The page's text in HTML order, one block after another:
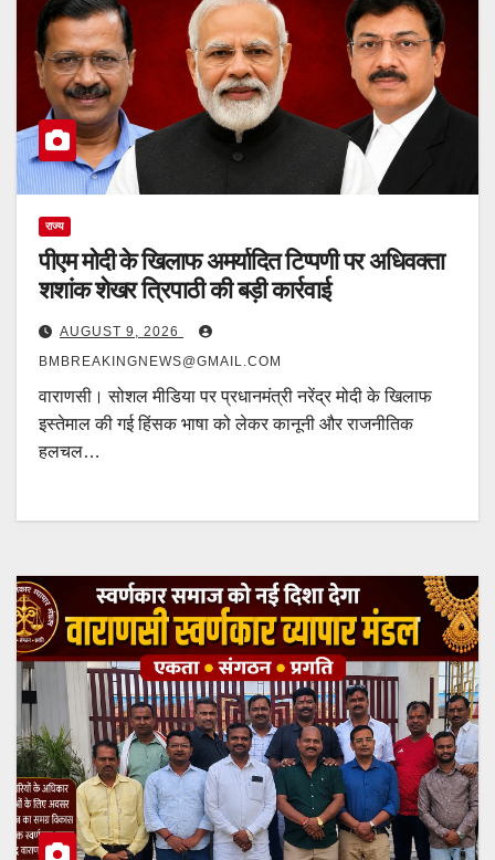
राज्य
पीएम मोदी के खिलाफ अमर्यादित टिप्पणी पर अधिवक्ता
शशांक शेखर त्रिपाठी की बड़ी कार्रवाई
AUGUST 9, 2026
BMBREAKINGNEWS@GMAIL.COM
वाराणसी। सोशल मीडिया पर प्रधानमंत्री नरेंद्र मोदी के खिलाफ
इस्तेमाल की गई हिंसक भाषा को लेकर कानूनी और राजनीतिक
हलचल…